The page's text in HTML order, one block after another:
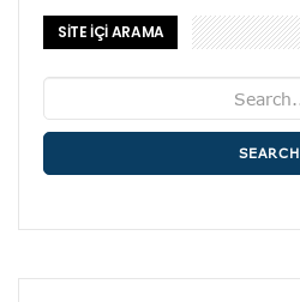
SİTE İÇİ ARAMA
SEARCH